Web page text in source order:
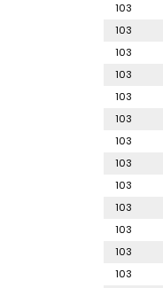
103
103
103
103
103
103
103
103
103
103
103
103
103